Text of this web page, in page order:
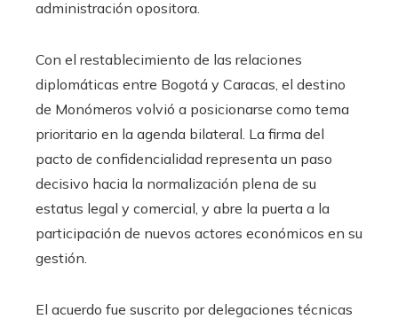
administración opositora.
Con el restablecimiento de las relaciones
diplomáticas entre Bogotá y Caracas, el destino
de Monómeros volvió a posicionarse como tema
prioritario en la agenda bilateral. La firma del
pacto de confidencialidad representa un paso
decisivo hacia la normalización plena de su
estatus legal y comercial, y abre la puerta a la
participación de nuevos actores económicos en su
gestión.
El acuerdo fue suscrito por delegaciones técnicas